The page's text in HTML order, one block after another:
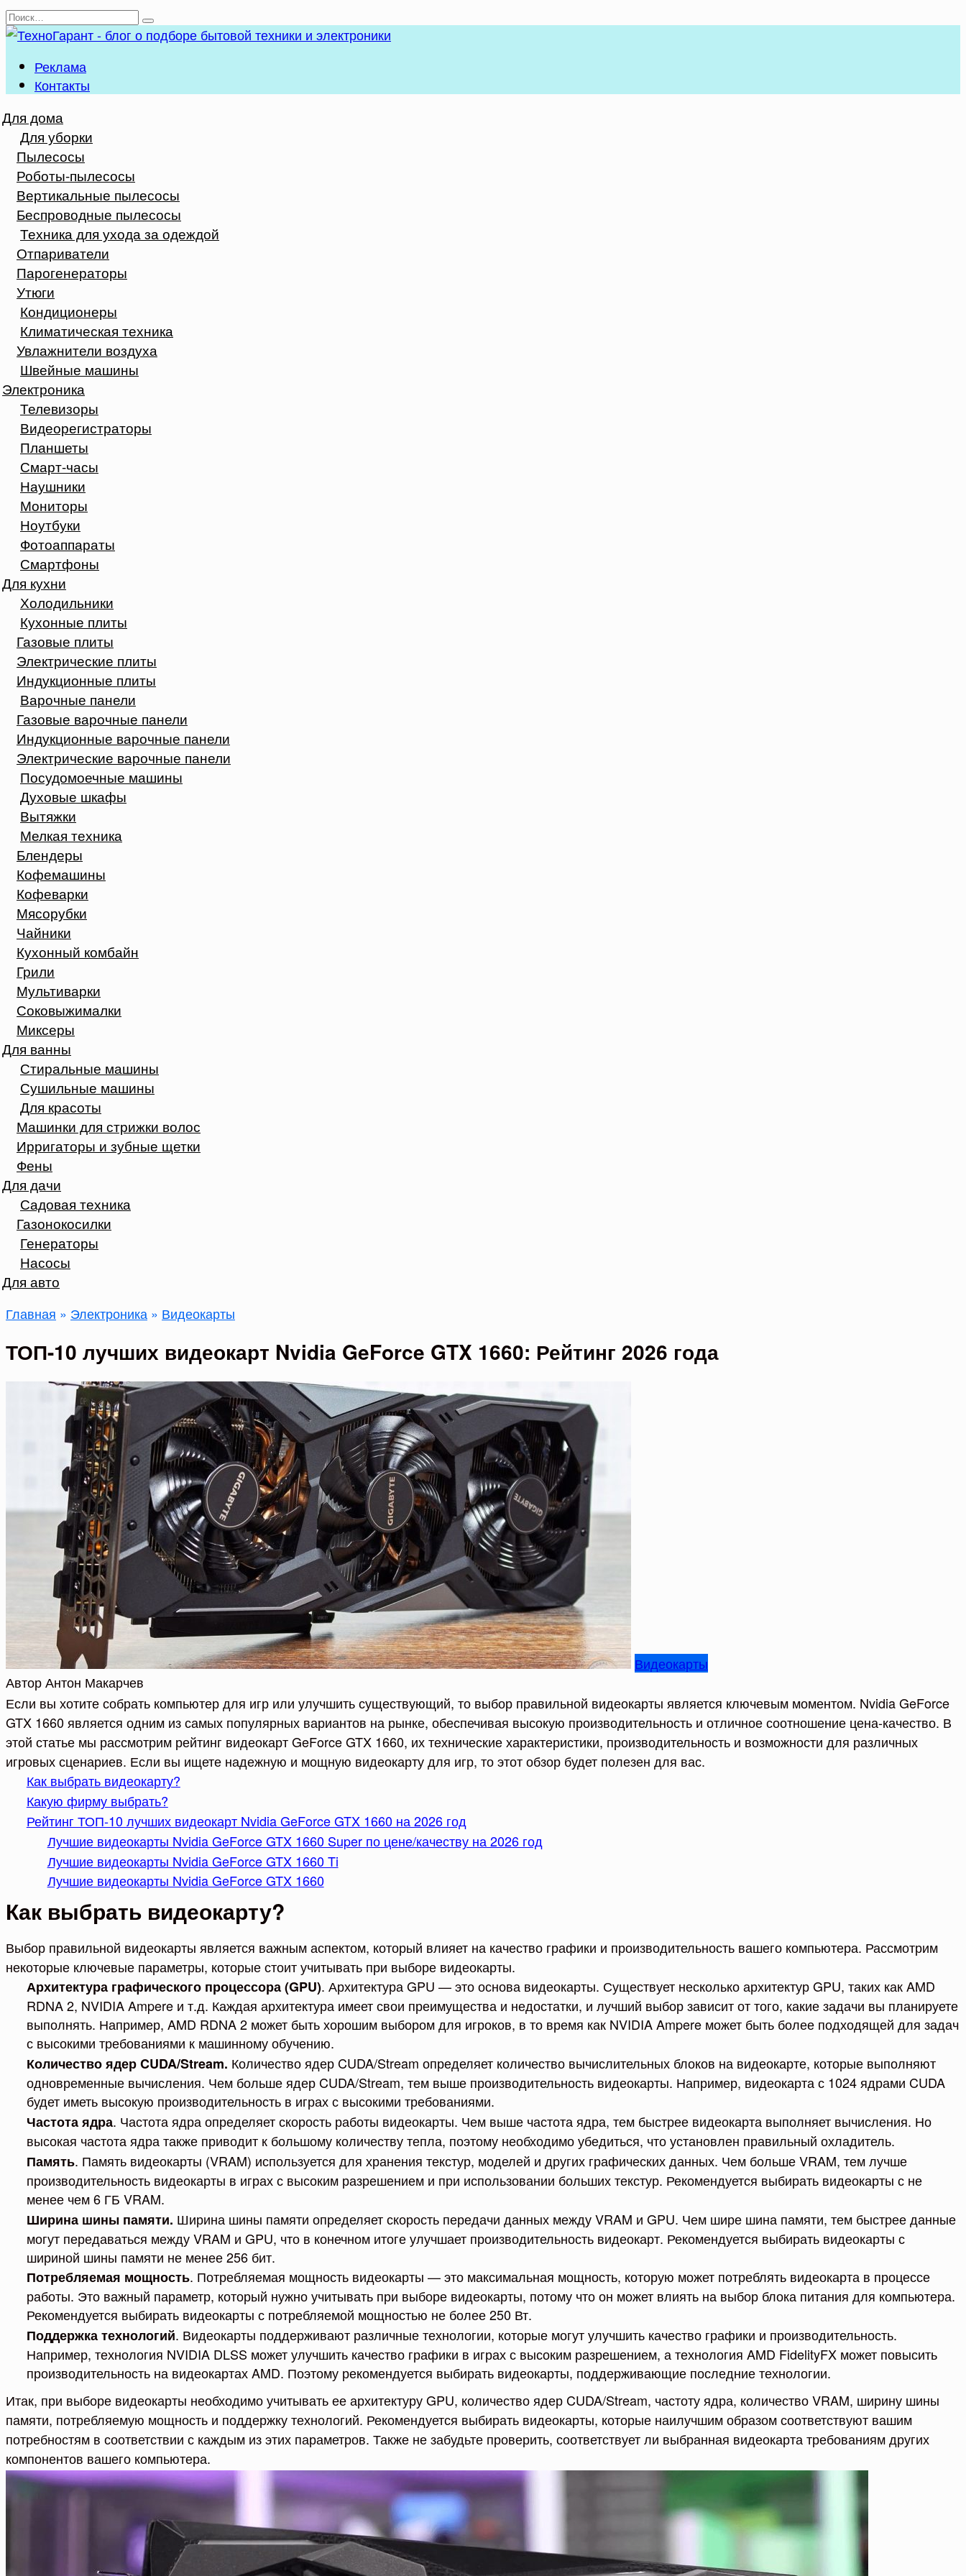
Перейти
к
Search
for:
Реклама
Контакты
Для дома
Для уборки
Пылесосы
Роботы-пылесосы
Вертикальные пылесосы
Беспроводные пылесосы
Техника для ухода за одеждой
Отпариватели
Парогенераторы
Утюги
Кондиционеры
Климатическая техника
Увлажнители воздуха
Швейные машины
Электроника
Телевизоры
Видеорегистраторы
Планшеты
Смарт-часы
Наушники
Мониторы
Ноутбуки
Фотоаппараты
Смартфоны
Для кухни
Холодильники
Кухонные плиты
Газовые плиты
Электрические плиты
Индукционные плиты
Варочные панели
Газовые варочные панели
Индукционные варочные панели
Электрические варочные панели
Посудомоечные машины
Духовые шкафы
Вытяжки
Мелкая техника
Блендеры
Кофемашины
Кофеварки
Мясорубки
Чайники
Кухонный комбайн
Грили
Мультиварки
Соковыжималки
Миксеры
Для ванны
Стиральные машины
Сушильные машины
Для красоты
Машинки для стрижки волос
Ирригаторы и зубные щетки
Фены
Для дачи
Садовая техника
Газонокосилки
Генераторы
Насосы
Для авто
Главная » Электроника » Видеокарты
ТОП-10 лучших видеокарт Nvidia GeForce GTX 1660: Рейтинг 2026 года
Видеокарты
АвторАнтон Макарчев
Если вы хотите собрать компьютер для игр или улучшить существующий, то выбор правильной видеокарты является ключевым моментом. Nvidia GeForce
GTX 1660 является одним из самых популярных вариантов на рынке, обеспечивая высокую производительность и отличное соотношение цена-качество. В
этой статье мы рассмотрим рейтинг видеокарт GeForce GTX 1660, их технические характеристики, производительность и возможности для различных
игровых сценариев. Если вы ищете надежную и мощную видеокарту для игр, то этот обзор будет полезен для вас.
Как выбрать видеокарту?
Какую фирму выбрать?
Рейтинг ТОП-10 лучших видеокарт Nvidia GeForce GTX 1660 на 2026 год
Лучшие видеокарты Nvidia GeForce GTX 1660 Super по цене/качеству на 2026 год
Лучшие видеокарты Nvidia GeForce GTX 1660 Ti
Лучшие видеокарты Nvidia GeForce GTX 1660
Как выбрать видеокарту?
Выбор правильной видеокарты является важным аспектом, который влияет на качество графики и производительность вашего компьютера. Рассмотрим
некоторые ключевые параметры, которые стоит учитывать при выборе видеокарты.
Архитектура графического процессора (GPU). Архитектура GPU — это основа видеокарты. Существует несколько архитектур GPU, таких как AMD
RDNA 2, NVIDIA Ampere и т.д. Каждая архитектура имеет свои преимущества и недостатки, и лучший выбор зависит от того, какие задачи вы планируете
выполнять. Например, AMD RDNA 2 может быть хорошим выбором для игроков, в то время как NVIDIA Ampere может быть более подходящей для задач
с высокими требованиями к машинному обучению.
Количество ядер CUDA/Stream. Количество ядер CUDA/Stream определяет количество вычислительных блоков на видеокарте, которые выполняют
одновременные вычисления. Чем больше ядер CUDA/Stream, тем выше производительность видеокарты. Например, видеокарта с 1024 ядрами CUDA
будет иметь высокую производительность в играх с высокими требованиями.
Частота ядра. Частота ядра определяет скорость работы видеокарты. Чем выше частота ядра, тем быстрее видеокарта выполняет вычисления. Но
высокая частота ядра также приводит к большому количеству тепла, поэтому необходимо убедиться, что установлен правильный охладитель.
Память. Память видеокарты (VRAM) используется для хранения текстур, моделей и других графических данных. Чем больше VRAM, тем лучше
производительность видеокарты в играх с высоким разрешением и при использовании больших текстур. Рекомендуется выбирать видеокарты с не
менее чем 6 ГБ VRAM.
Ширина шины памяти. Ширина шины памяти определяет скорость передачи данных между VRAM и GPU. Чем шире шина памяти, тем быстрее данные
могут передаваться между VRAM и GPU, что в конечном итоге улучшает производительность видеокарт. Рекомендуется выбирать видеокарты с
шириной шины памяти не менее 256 бит.
Потребляемая мощность. Потребляемая мощность видеокарты — это максимальная мощность, которую может потреблять видеокарта в процессе
работы. Это важный параметр, который нужно учитывать при выборе видеокарты, потому что он может влиять на выбор блока питания для компьютера.
Рекомендуется выбирать видеокарты с потребляемой мощностью не более 250 Вт.
Поддержка технологий. Видеокарты поддерживают различные технологии, которые могут улучшить качество графики и производительность.
Например, технология NVIDIA DLSS может улучшить качество графики в играх с высоким разрешением, а технология AMD FidelityFX может повысить
производительность на видеокартах AMD. Поэтому рекомендуется выбирать видеокарты, поддерживающие последние технологии.
Итак, при выборе видеокарты необходимо учитывать ее архитектуру GPU, количество ядер CUDA/Stream, частоту ядра, количество VRAM, ширину шины
памяти, потребляемую мощность и поддержку технологий. Рекомендуется выбирать видеокарты, которые наилучшим образом соответствуют вашим
потребностям в соответствии с каждым из этих параметров. Также не забудьте проверить, соответствует ли выбранная видеокарта требованиям других
компонентов вашего компьютера.